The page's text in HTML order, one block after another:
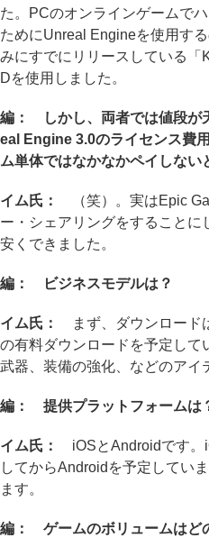
た。PCのオンラインゲームで
ためにUnreal Engineを使用す
みにすでにリリースしている「
Dを使用しました。
編： しかし、両者では値段が
eal Engine 3.0のライセンス費
ム単体ではなかなかペイしない
イム氏：
（笑）。実はEpic
ー・シェアリングをすることに
安くできました。
編： ビジネスモデルは？
イム氏：
まず、ダウンロード
の有料ダウンロードを予定して
武器、装備の強化、などのアイ
編： 提供プラットフォームは
イム氏：
iOSとAndroidです。
してからAndroidを予定してい
ます。
編： ゲームのボリュームはど